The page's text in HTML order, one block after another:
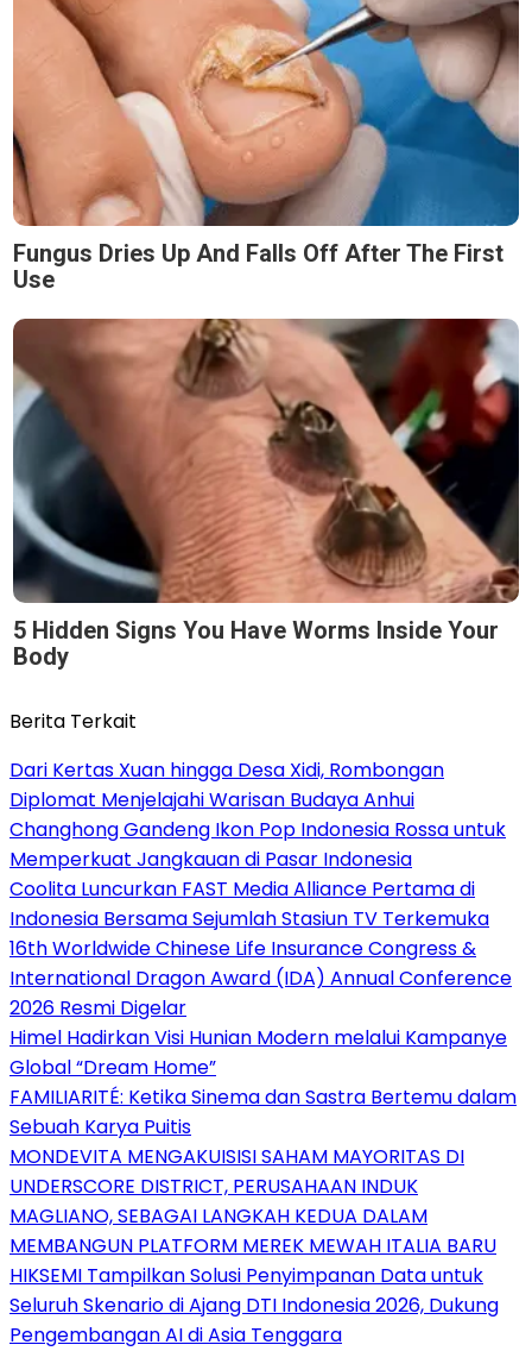
Fungus Dries Up And Falls Off After The First
Use
5 Hidden Signs You Have Worms Inside Your
Body
Berita Terkait
Dari Kertas Xuan hingga Desa Xidi, Rombongan
Diplomat Menjelajahi Warisan Budaya Anhui
Changhong Gandeng Ikon Pop Indonesia Rossa untuk
Memperkuat Jangkauan di Pasar Indonesia
Coolita Luncurkan FAST Media Alliance Pertama di
Indonesia Bersama Sejumlah Stasiun TV Terkemuka
16th Worldwide Chinese Life Insurance Congress &
International Dragon Award (IDA) Annual Conference
2026 Resmi Digelar
Himel Hadirkan Visi Hunian Modern melalui Kampanye
Global “Dream Home”
FAMILIARITÉ: Ketika Sinema dan Sastra Bertemu dalam
Sebuah Karya Puitis
MONDEVITA MENGAKUISISI SAHAM MAYORITAS DI
UNDERSCORE DISTRICT, PERUSAHAAN INDUK
MAGLIANO, SEBAGAI LANGKAH KEDUA DALAM
MEMBANGUN PLATFORM MEREK MEWAH ITALIA BARU
HIKSEMI Tampilkan Solusi Penyimpanan Data untuk
Seluruh Skenario di Ajang DTI Indonesia 2026, Dukung
Pengembangan AI di Asia Tenggara